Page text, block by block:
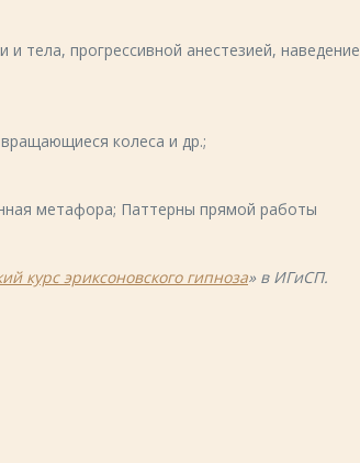
тела, прогрессивной анестезией, наведение
колеса и др.;
метафора; Паттерны прямой работы
курс эриксоновского гипноза» в ИГиСП.